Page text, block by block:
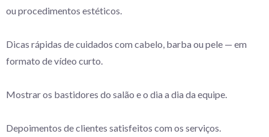
ou procedimentos estéticos.
Dicas rápidas de cuidados com cabelo, barba ou pele — em
formato de vídeo curto.
Mostrar os bastidores do salão e o dia a dia da equipe.
Depoimentos de clientes satisfeitos com os serviços.